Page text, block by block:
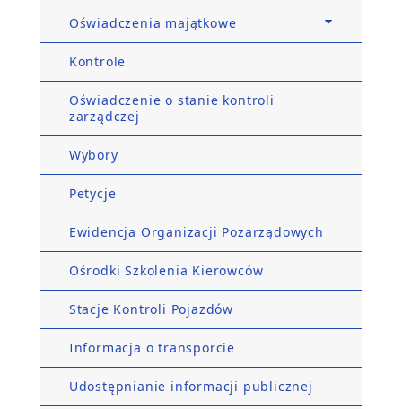
Oświadczenia majątkowe
Kontrole
Oświadczenie o stanie kontroli
zarządczej
Wybory
Petycje
Ewidencja Organizacji Pozarządowych
Ośrodki Szkolenia Kierowców
Stacje Kontroli Pojazdów
Informacja o transporcie
Udostępnianie informacji publicznej